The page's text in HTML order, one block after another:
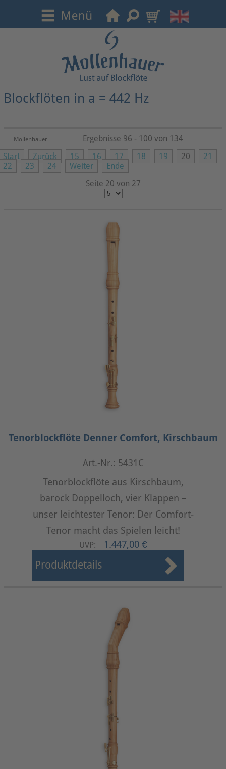
Blockflöten in a = 442 Hz
Mollenhauer
Start Zurück 15 16 17 18 19 20
21
22
23 24 Weiter
Ende
Seite 20 von 27
Ergebnisse 96 - 100 von 134
Tenorblockflöte Denner Comfort, Kirschbaum
Art.-Nr.: 5431C
Tenorblockflöte aus Kirschbaum,
barock Doppelloch, vier Klappen –
unser leichtester Tenor: Der Comfort-
Tenor macht das Spielen leicht!
UVP: 1.447,00 €
Produktdetails